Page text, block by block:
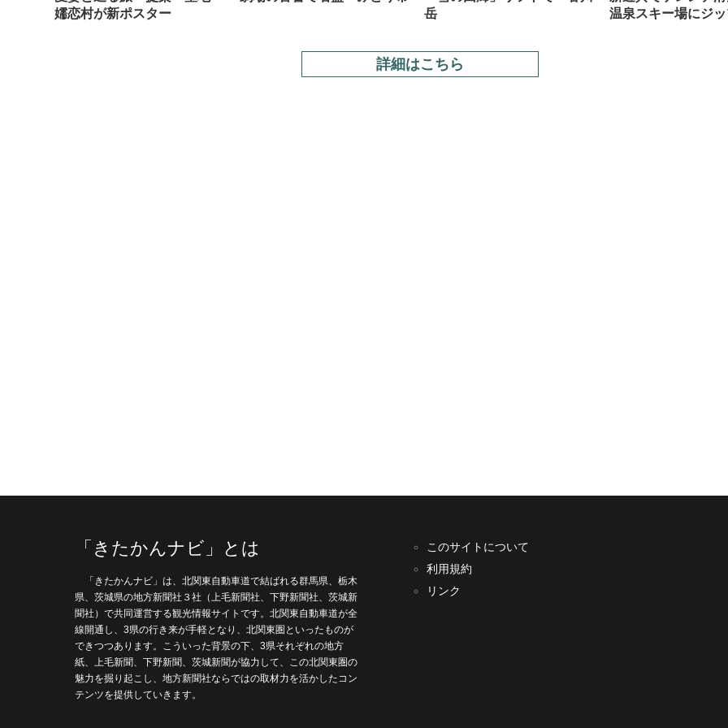
嬬恋村が新ポスター
岳
温泉スキー場にジ
詳細はこちら
「きたかんナビ」とは
「きたかんナビ」は、北関東自動車道で結ばれる群馬県、栃木
県、茨城県の地方新聞社３社（上毛新聞社、下野新聞社、茨城新
聞社）で共同運営する観光情報サイトです。北関東自動車道が全
線開通し、3県の行き来が手軽となり、北関東圏といったものが
できつつあります。こういった背景の下、3県それぞれの地方
紙、上毛新聞、下野新聞、茨城新聞が協力して、この北関東圏の
魅力を掘り起こし、地方新聞社ならではの取材力を活かしたコン
テンツを提供していきます。
このサイトについて
利用規約
リンク